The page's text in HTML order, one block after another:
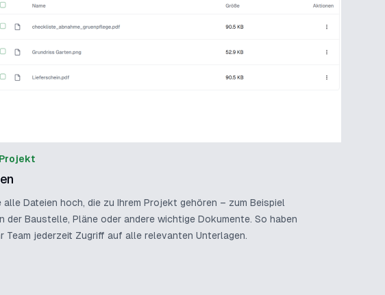
alle Dateien hoch, die zu Ihrem Projekt gehören – zum Beispiel
der Baustelle, Pläne oder andere wichtige Dokumente. So haben
Team jederzeit Zugriff auf alle relevanten Unterlagen.